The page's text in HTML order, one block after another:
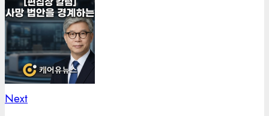
NextNext